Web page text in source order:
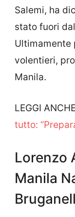
Salemi, ha
stato fuori
Ultimamente
volentieri,
Manila.
LEGGI
tutto:
Lorenzo
Manila